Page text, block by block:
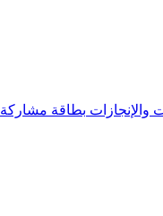
والإنجازات بطاقة مشاركة